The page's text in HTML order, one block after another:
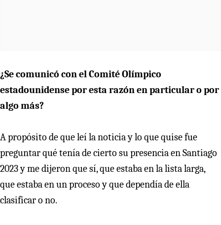
¿Se comunicó con el Comité Olímpico
estadounidense por esta razón en particular o por
algo más?
A propósito de que leí la noticia y lo que quise fue
preguntar qué tenía de cierto su presencia en Santiago
2023 y me dijeron que sí, que estaba en la lista larga,
que estaba en un proceso y que dependía de ella
clasificar o no.